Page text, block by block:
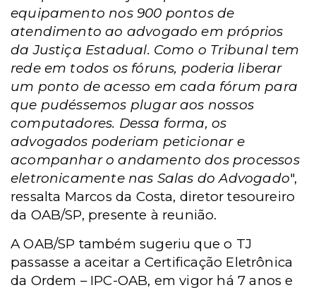
equipamento nos 900 pontos de
atendimento ao advogado em próprios
da Justiça Estadual. Como o Tribunal tem
rede em todos os fóruns, poderia liberar
um ponto de acesso em cada fórum para
que pudéssemos plugar aos nossos
computadores. Dessa forma, os
advogados poderiam peticionar e
acompanhar o andamento dos processos
eletronicamente nas Salas do Advogado",
ressalta Marcos da Costa, diretor tesoureiro
da OAB/SP, presente à reunião.
A OAB/SP também sugeriu que o TJ
passasse a aceitar a Certificação Eletrônica
da Ordem – IPC-OAB, em vigor há 7 anos e